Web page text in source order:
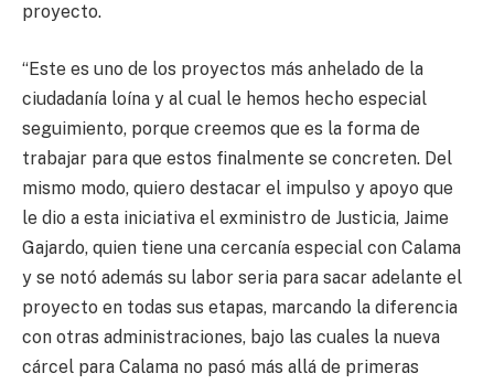
proyecto.
“Este es uno de los proyectos más anhelado de la
ciudadanía loína y al cual le hemos hecho especial
seguimiento, porque creemos que es la forma de
trabajar para que estos finalmente se concreten. Del
mismo modo, quiero destacar el impulso y apoyo que
le dio a esta iniciativa el exministro de Justicia, Jaime
Gajardo, quien tiene una cercanía especial con Calama
y se notó además su labor seria para sacar adelante el
proyecto en todas sus etapas, marcando la diferencia
con otras administraciones, bajo las cuales la nueva
cárcel para Calama no pasó más allá de primeras